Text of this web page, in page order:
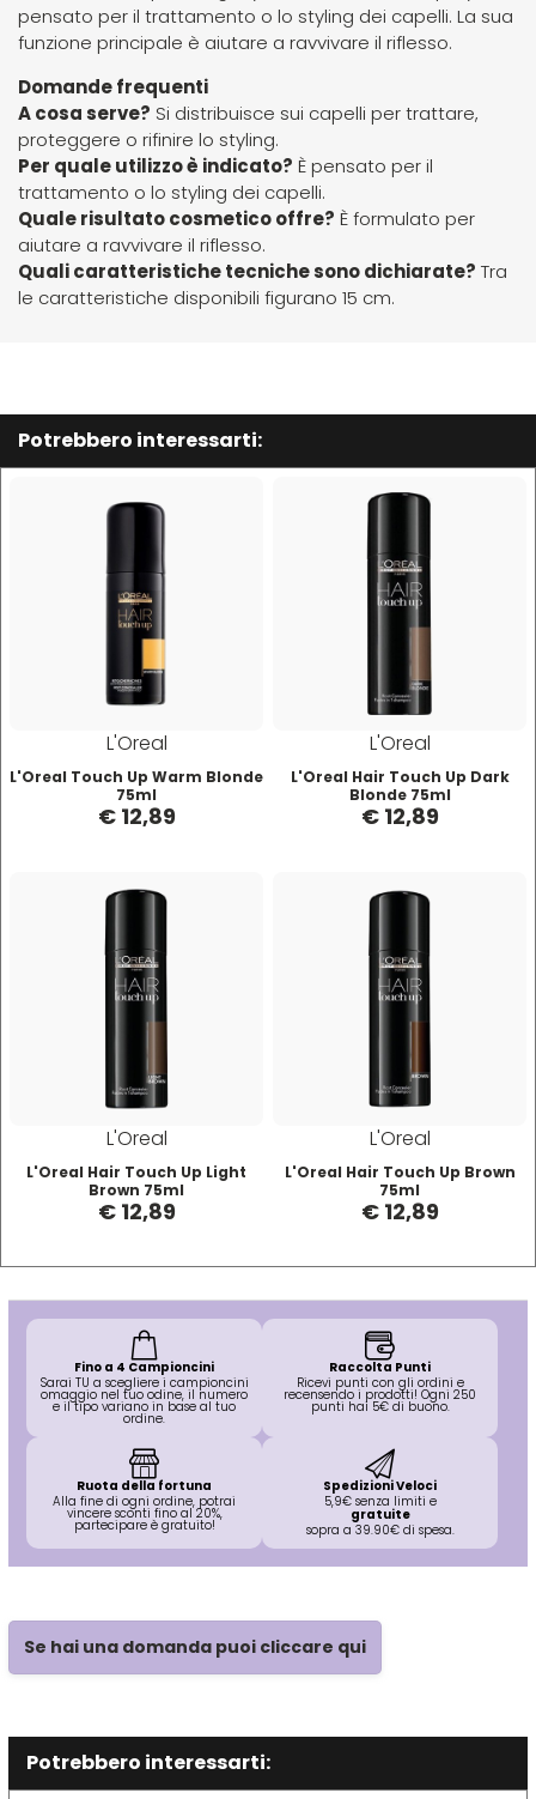
Hibros
L
Labor
Layla
Lisap
LV3
Manic Panic
MAREB
Matador
Mimare
Moroccanoil
Morocutti
Muster
Muster & Dikson
Olaplex
Omega
Orofluido
Pacinos
Panasonic
Parlux
Plura
Pop Italy
reBond
Redken
Refectocil
Refresh
Renbow
Renee Blanche
Rica
Ristructa
pensato per il trattamento o lo styling dei capelli. La sua
funzione principale è aiutare a ravvivare il riflesso.
Domande frequenti
A cosa serve? Si distribuisce sui capelli per trattare,
proteggere o rifinire lo styling.
Per quale utilizzo è indicato? È pensato per il
trattamento o lo styling dei capelli.
Quale risultato cosmetico offre? È formulato per
aiutare a ravvivare il riflesso.
Quali caratteristiche tecniche sono dichiarate? Tra
le caratteristiche disponibili figurano 15 cm.
Potrebbero interessarti:
L'Oreal
L'Oreal Touch Up Warm Blonde
75ml
€ 12,89
L'Oreal
L'Oreal Hair Touch Up Dark
Blonde 75ml
€ 12,89
L'Oreal
L'Oreal Hair Touch Up Light
Brown 75ml
€ 12,89
L'Oreal
L'Oreal Hair Touch Up Brown
75ml
€ 12,89
Fino a 4 Campioncini
Sarai TU a scegliere i campioncini
omaggio nel tuo odine, il numero
e il tipo variano in base al tuo
ordine.
Raccolta Punti
Ricevi punti con gli ordini e
recensendo i prodotti! Ogni 250
punti hai 5€ di buono.
Ruota della fortuna
Alla fine di ogni ordine, potrai
vincere sconti fino al 20%,
partecipare è gratuito!
Spedizioni Veloci
5,9€ senza limiti e
gratuite
sopra a 39.90€ di spesa.
Se hai una domanda puoi cliccare qui
Potrebbero interessarti: